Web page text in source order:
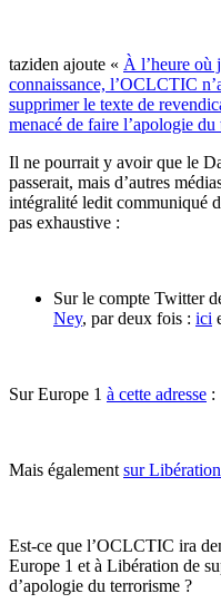
taziden ajoute « À l’heure où
connaissance, l’OCLCTIC
supprimer le texte de
menacé de faire l’apologie du
Il ne pourrait y avoir que le
passerait, mais d’autres
intégralité ledit communiqué
pas exhaustive :
Sur le compte Twitter
Ney, par deux fois : ici
Sur Europe 1 à cette adresse :
Mais également sur
Est-ce que l’OCLCTIC ira
Europe 1 et à Libération de
d’apologie du terrorisme ?